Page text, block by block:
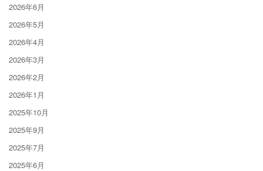
2026年6月
2026年5月
2026年4月
2026年3月
2026年2月
2026年1月
2025年10月
2025年9月
2025年7月
2025年6月